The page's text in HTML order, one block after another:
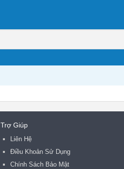
Trợ Giúp
Liên Hệ
Điều Khoản Sử Dụng
Chính Sách Bảo Mật